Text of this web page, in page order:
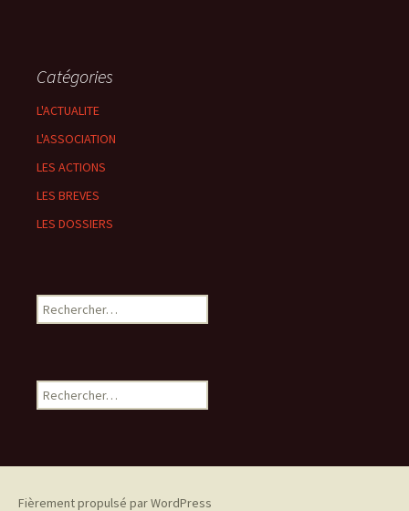
Catégories
L'ACTUALITE
L'ASSOCIATION
LES ACTIONS
LES BREVES
LES DOSSIERS
Rechercher :
Rechercher :
Fièrement propulsé par WordPress